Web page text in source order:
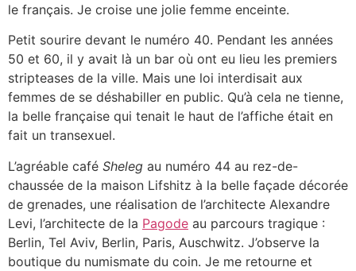
le français. Je croise une jolie femme enceinte.
Petit sourire devant le numéro 40. Pendant les années
50 et 60, il y avait là un bar où ont eu lieu les premiers
stripteases de la ville. Mais une loi interdisait aux
femmes de se déshabiller en public. Qu’à cela ne tienne,
la belle française qui tenait le haut de l’affiche était en
fait un transexuel.
L’agréable café Sheleg au numéro 44 au rez-de-
chaussée de la maison Lifshitz à la belle façade décorée
de grenades, une réalisation de l’architecte Alexandre
Levi, l’architecte de la Pagode au parcours tragique :
Berlin, Tel Aviv, Berlin, Paris, Auschwitz. J’observe la
boutique du numismate du coin. Je me retourne et